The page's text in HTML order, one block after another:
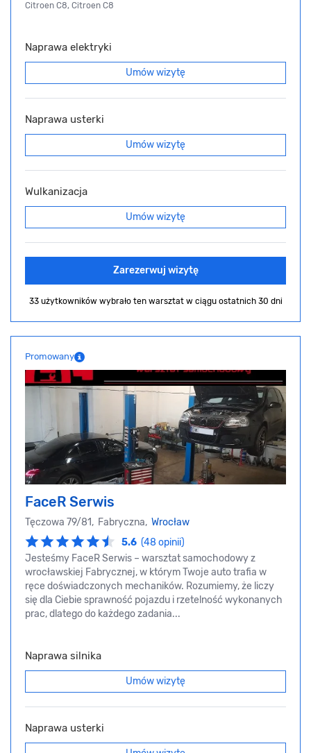
Citroen C8, Citroen C8
Naprawa elektryki
Umów wizytę
Naprawa usterki
Umów wizytę
Wulkanizacja
Umów wizytę
Zarezerwuj wizytę
33 użytkowników wybrało ten warsztat w ciągu ostatnich 30 dni
Promowany
FaceR Serwis
Tęczowa 79/81, Fabryczna, Wrocław
5.6 (48 opinii)
Jesteśmy FaceR Serwis – warsztat samochodowy z
wrocławskiej Fabrycznej, w którym Twoje auto trafia w
ręce doświadczonych mechaników. Rozumiemy, że liczy
się dla Ciebie sprawność pojazdu i rzetelność wykonanych
prac, dlatego do każdego zadania...
Naprawa silnika
Umów wizytę
Naprawa usterki